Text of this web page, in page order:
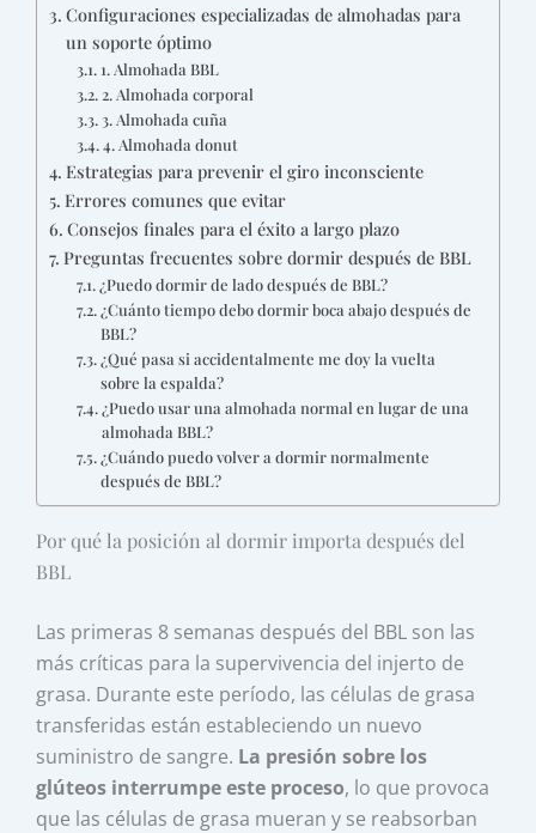
Configuraciones especializadas de almohadas para
un soporte óptimo
1. Almohada BBL
2. Almohada corporal
3. Almohada cuña
4. Almohada donut
Estrategias para prevenir el giro inconsciente
Errores comunes que evitar
Consejos finales para el éxito a largo plazo
Preguntas frecuentes sobre dormir después de BBL
¿Puedo dormir de lado después de BBL?
¿Cuánto tiempo debo dormir boca abajo después de
BBL?
¿Qué pasa si accidentalmente me doy la vuelta
sobre la espalda?
¿Puedo usar una almohada normal en lugar de una
almohada BBL?
¿Cuándo puedo volver a dormir normalmente
después de BBL?
Por qué la posición al dormir importa después del
BBL
Las primeras 8 semanas después del BBL son las
más críticas para la supervivencia del injerto de
grasa. Durante este período, las células de grasa
transferidas están estableciendo un nuevo
suministro de sangre. La presión sobre los
glúteos interrumpe este proceso, lo que provoca
que las células de grasa mueran y se reabsorban